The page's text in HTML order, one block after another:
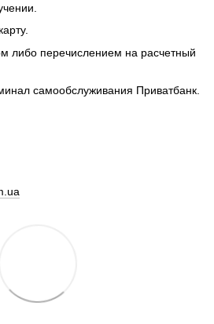
либо перечислением на расчетный
самообслуживания Приватбанк.